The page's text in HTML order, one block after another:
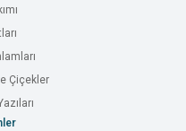
Çiçekler